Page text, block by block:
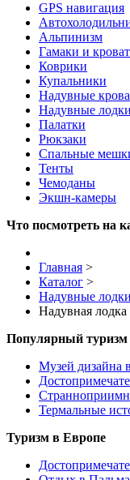
GPS навигация
Альпинизм
Гамаки и
Коврики
Купальники
Надувные
Надувные лодки
Палатки
Рюкзаки
Спальные
Тенты
Чемоданы
Экшн-камеры
Что посмотреть на
Главная >
Каталог >
Надувные лодки
Надувная
Популярный туризм
Музей дизайна
Термальные
Туризм в Европе